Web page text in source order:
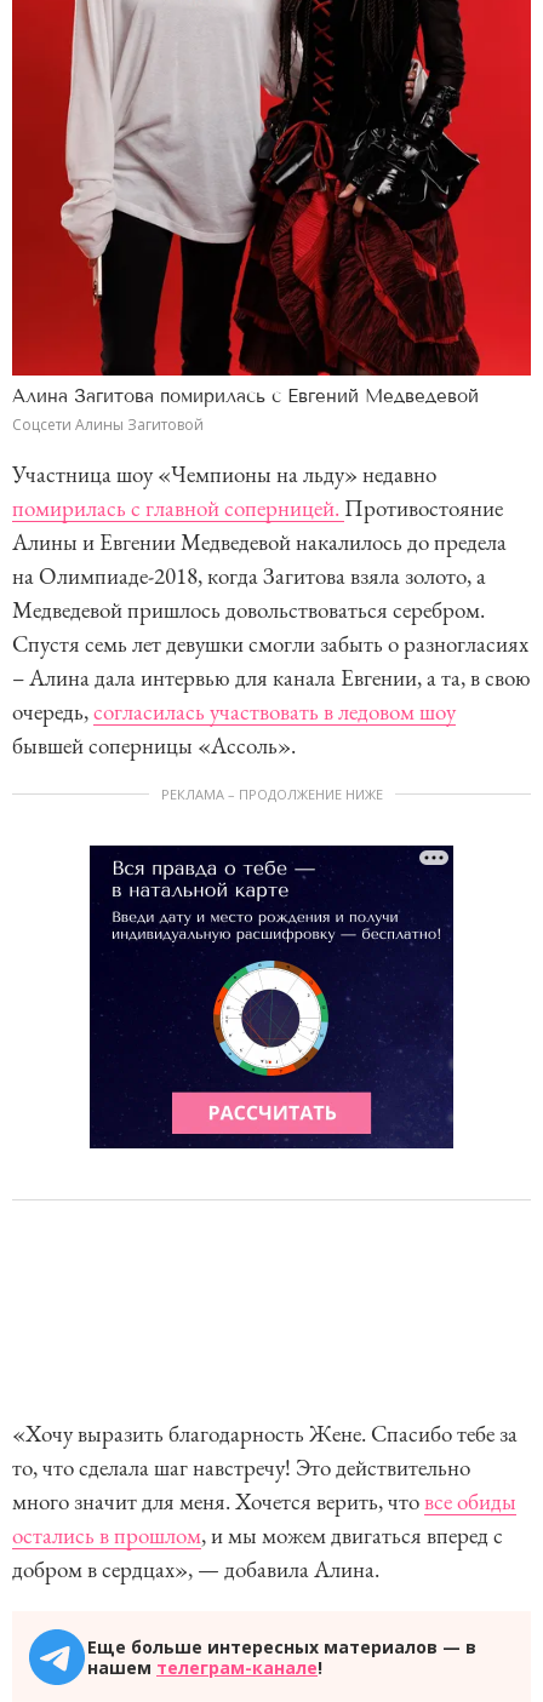
Алина Загитова помирилась с Евгений Медведевой
Соцсети Алины Загитовой
Участница шоу «Чемпионы на льду» недавно
помирилась с главной соперницей. Противостояние
Алины и Евгении Медведевой накалилось до предела
на Олимпиаде-2018, когда Загитова взяла золото, а
Медведевой пришлось довольствоваться серебром.
Спустя семь лет девушки смогли забыть о разногласиях
– Алина дала интервью для канала Евгении, а та, в свою
очередь,согласилась участвовать в ледовом шоу
бывшей соперницы «Ассоль».
РЕКЛАМА – ПРОДОЛЖЕНИЕ НИЖЕ
«Хочу выразить благодарность Жене. Спасибо тебе за
то, что сделала шаг навстречу! Это действительно
много значит для меня. Хочется верить, чтовсе обиды
остались в прошлом, и мы можем двигаться вперед с
добром в сердцах», — добавила Алина.
Еще больше интересных материалов — в
нашем телеграм-канале!